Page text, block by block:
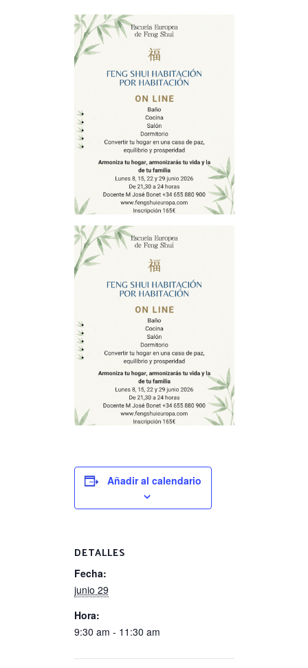
Añadir al calendario
DETALLES
Fecha:
junio 29
Hora:
9:30 am - 11:30 am